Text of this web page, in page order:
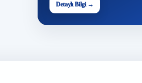
Detaylı Bilgi →